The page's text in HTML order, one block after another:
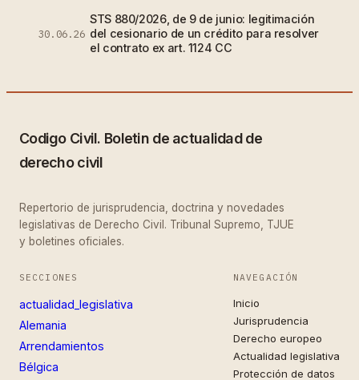
30.06.26
STS 880/2026, de 9 de junio: legitimación
del cesionario de un crédito para resolver
el contrato ex art. 1124 CC
Codigo Civil. Boletin de actualidad de
derecho civil
Repertorio de jurisprudencia, doctrina y novedades
legislativas de Derecho Civil. Tribunal Supremo, TJUE
y boletines oficiales.
SECCIONES
actualidad_legislativa
Alemania
Arrendamientos
Bélgica
NAVEGACIÓN
Inicio
Jurisprudencia
Derecho europeo
Actualidad legislativa
Protección de datos